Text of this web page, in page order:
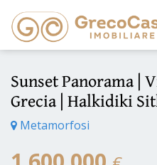
Sunset Panorama |
Grecia | Halkidiki
Metamorfosi